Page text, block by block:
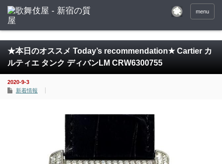
menu
★本日のオススメ Today’s recommendation★ Cartier カ
ルティエ タンク ディバンLM CRW6300755
2020-9-3
新着情報